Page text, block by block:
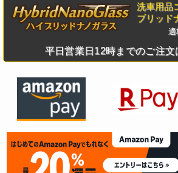
洗車用品
ブリッド
適
平日営業日12時までのご注文